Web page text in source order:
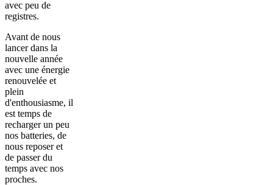
avec peu de
registres.
Avant de nous
lancer dans la
nouvelle année
avec une énergie
renouvelée et
plein
d'enthousiasme, il
est temps de
recharger un peu
nos batteries, de
nous reposer et
de passer du
temps avec nos
proches.